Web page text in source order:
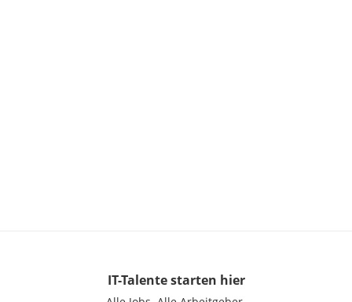
IT-Talentestarten hier